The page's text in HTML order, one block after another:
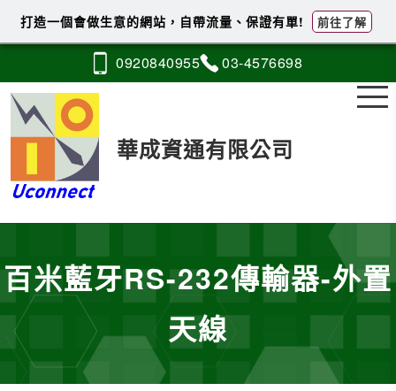
0920840955 03-4576698
華成資通有限公司
百米藍牙RS-232傳輸器-外置
天線
打造一個會做生意的網站，自帶流量、保證有單! 前往了解